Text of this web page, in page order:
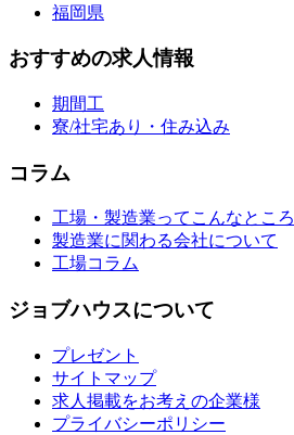
福岡県
おすすめの求人情報
期間工
寮/社宅あり・住み込み
コラム
工場・製造業ってこんなところ
製造業に関わる会社について
工場コラム
ジョブハウスについて
プレゼント
サイトマップ
求人掲載をお考えの企業様
プライバシーポリシー